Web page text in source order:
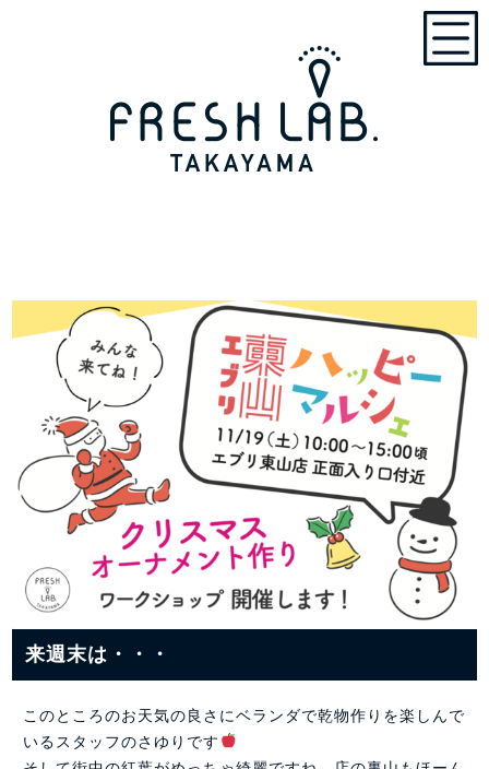
来週末は・・・
このところのお天気の良さにベランダで乾物作りを楽しんで
いるスタッフのさゆりです